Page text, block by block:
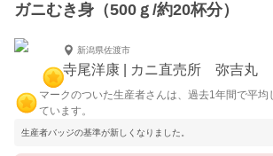
ガニむき身（500ｇ/約20杯分）
新潟県佐渡市
寺尾洋康 | カニ直売所 弥吉丸
マークのついた生産者さんは、過去1年間で平
ています。
生産者バッジの基準が新しくなりました。